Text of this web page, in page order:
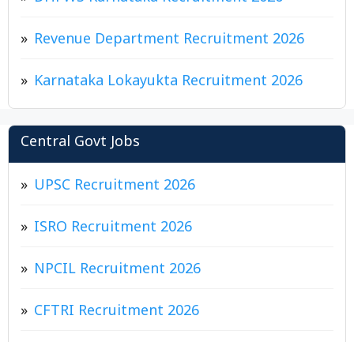
Revenue Department Recruitment 2026
Karnataka Lokayukta Recruitment 2026
Central Govt Jobs
UPSC Recruitment 2026
ISRO Recruitment 2026
NPCIL Recruitment 2026
CFTRI Recruitment 2026